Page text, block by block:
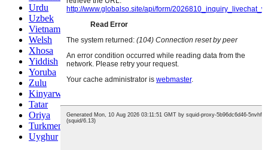
Urdu
Uzbek
Vietnamese
Welsh
Xhosa
Yiddish
Yoruba
Zulu
Kinyarwanda
Tatar
Oriya
Turkmen
Uyghur